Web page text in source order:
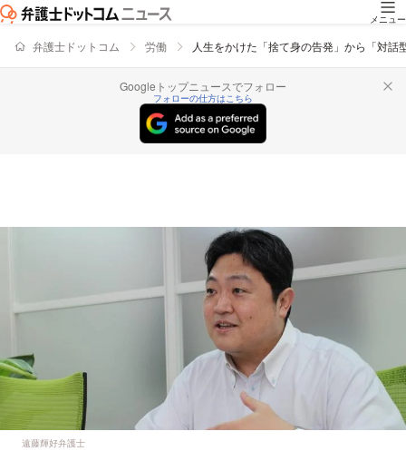
メニュー
弁護士ドットコム 労働 人生をかけた「捨て身の告発」から「対
Googleトップニュースでフォロー
フォローの仕方はこちら
遠藤輝好弁護士